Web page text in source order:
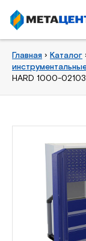
Главная › Каталог
HARD 1000-